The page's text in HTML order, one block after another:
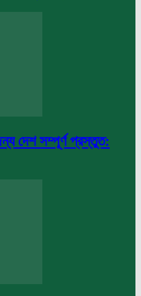
জন্য দেশ সম্পূর্ণ প্রস্তুত: